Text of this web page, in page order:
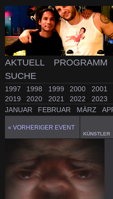
AKTUELL PROGRAMM
SUCHE
1997 1998 1999 2000 2001
2019
2020 2021 2022 2023
JANUAR
FEBRUAR MÄRZ
« VORHERIGER EVENT
KÜNSTLER